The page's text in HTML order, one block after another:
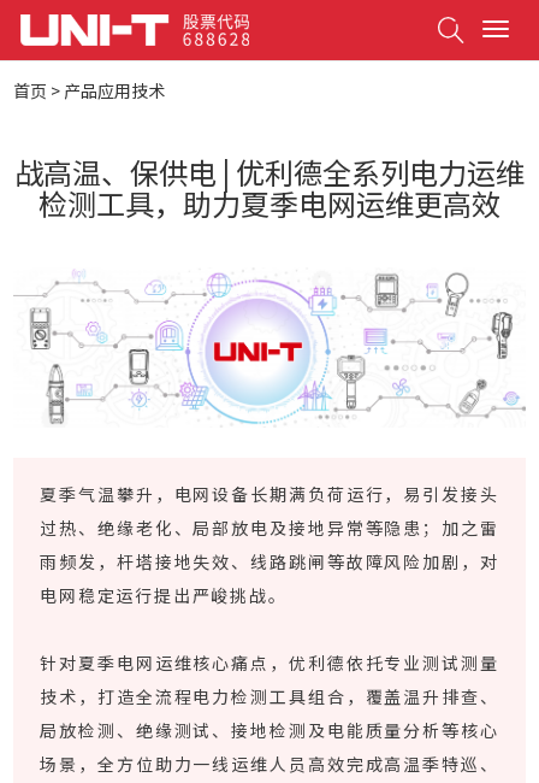
T
o
n
a
v
a
t
i
n
首页 > 产品应用技术
战高温、保供电 | 优利德全系列电力运维
检测工具，助力夏季电网运维更高效
夏季气温攀升，电网设备长期满负荷运行，易引发接头
过热、绝缘老化、局部放电及接地异常等隐患；加之雷
雨频发，杆塔接地失效、线路跳闸等故障风险加剧，对
电网稳定运行提出严峻挑战。
针对夏季电网运维核心痛点，优利德依托专业测试测量
技术，打造全流程电力检测工具组合，覆盖温升排查、
局放检测、绝缘测试、接地检测及电能质量分析等核心
场景，全方位助力一线运维人员高效完成高温季特巡、